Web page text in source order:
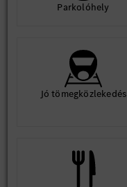
Parkolóhely
Jó tömegközlekedés